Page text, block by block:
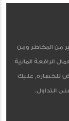
من المخاطر ومن
الرافعة المالية
للخساره, عليك
التداول.